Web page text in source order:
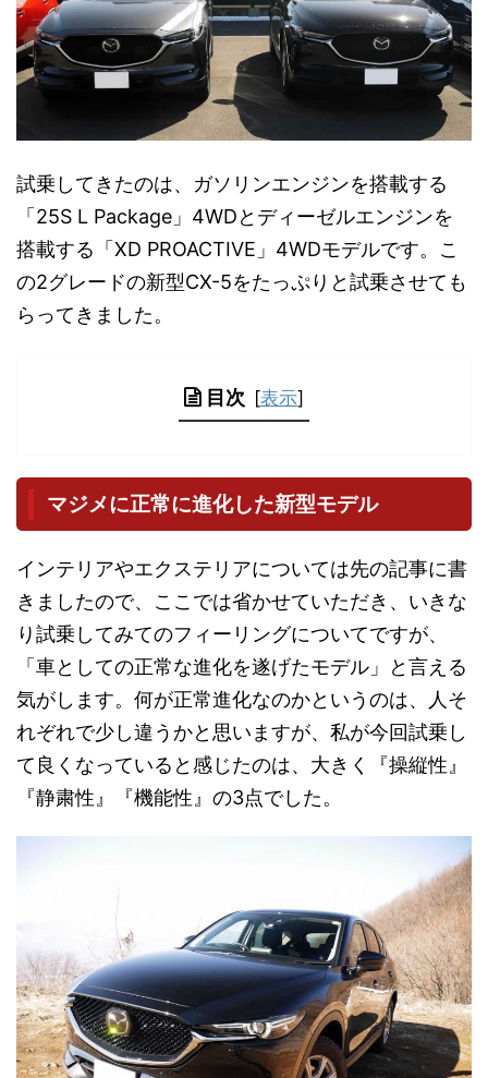
試乗してきたのは、ガソリンエンジンを搭載する
「25S L Package」4WDとディーゼルエンジンを
搭載する「XD PROACTIVE」4WDモデルです。こ
の2グレードの新型CX-5をたっぷりと試乗させても
らってきました。
目次 [表示]
マジメに正常に進化した新型モデル
インテリアやエクステリアについては先の記事に書
きましたので、ここでは省かせていただき、いきな
り試乗してみてのフィーリングについてですが、
「車としての正常な進化を遂げたモデル」と言える
気がします。何が正常進化なのかというのは、人そ
れぞれで少し違うかと思いますが、私が今回試乗し
て良くなっていると感じたのは、大きく『操縦性』
『静粛性』『機能性』の3点でした。